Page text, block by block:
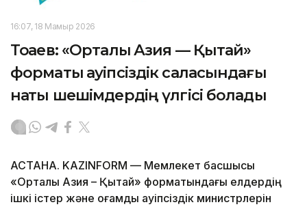
16:07, 18 Мамыр 2026
Тоқаев: «Орталық Азия — Қытай»
форматы қауіпсіздік саласындағы
нақты шешімдердің үлгісі болады
АСТАНА. KAZINFORM — Мемлекет басшысы
«Орталық Азия – Қытай» форматындағы елдердің
ішкі істер және қоғамдық қауіпсіздік министрлерін